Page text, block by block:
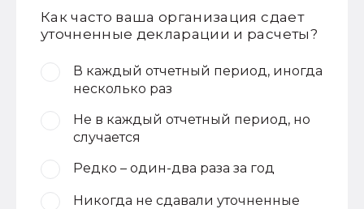
Как часто ваша организация сдает
уточненные декларации и расчеты?
В каждый отчетный период, иногда
несколько раз
Не в каждый отчетный период, но
случается
Редко – один-два раза за год
Никогда не сдавали уточненные